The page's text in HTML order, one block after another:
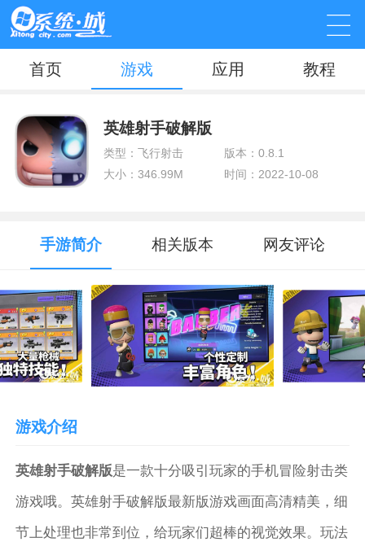
首页 游戏 应用 教程
英雄射手破解版
类型：飞行射击
版本：0.8.1
大小：346.99M
时间：2022-10-08
手游简介 相关版本 网友评论
游戏介绍
英雄射手破解版是一款十分吸引玩家的手机冒险射击类
游戏哦。英雄射手破解版最新版游戏画面高清精美，细
节上处理也非常到位，给玩家们超棒的视觉效果。玩法